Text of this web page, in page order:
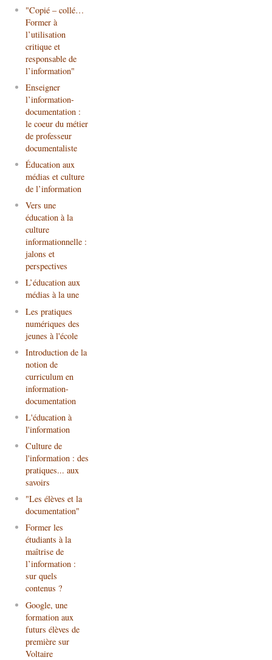
"Copié – collé…
Former à
l’utilisation
critique et
responsable de
l’information"
Enseigner
l’information-
documentation :
le coeur du métier
de professeur
documentaliste
Éducation aux
médias et culture
de l’information
Vers une
éducation à la
culture
informationnelle :
jalons et
perspectives
L’éducation aux
médias à la une
Les pratiques
numériques des
jeunes à l'école
Introduction de la
notion de
curriculum en
information-
documentation
L'éducation à
l'information
Culture de
l'information : des
pratiques... aux
savoirs
"Les élèves et la
documentation"
Former les
étudiants à la
maîtrise de
l’information :
sur quels
contenus ?
Google, une
formation aux
futurs élèves de
première sur
Voltaire